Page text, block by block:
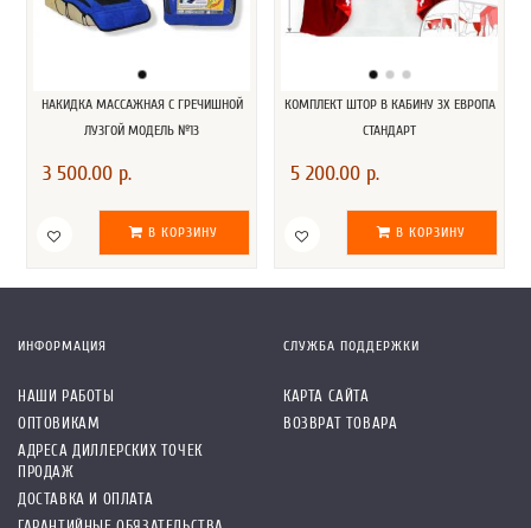
НАКИДКА МАССАЖНАЯ С ГРЕЧИШНОЙ
ЛУЗГОЙ МОДЕЛЬ №13
3 500.00 р.
В КОРЗИНУ
КОМПЛЕКТ ШТОР В КАБИНУ 3Х ЕВРОПА
СТАНДАРТ
5 200.00 р.
В КОРЗИНУ
ИНФОРМАЦИЯ
НАШИ РАБОТЫ
ОПТОВИКАМ
АДРЕСА ДИЛЛЕРСКИХ ТОЧЕК
ПРОДАЖ
ДОСТАВКА И ОПЛАТА
СЛУЖБА ПОДДЕРЖКИ
КАРТА САЙТА
ВОЗВРАТ ТОВАРА